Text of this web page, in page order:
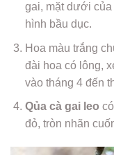
gai, mặt dưới
hình bầu dục.
Hoa màu trắng
đài hoa có lông,
vào tháng 4 đến
Qủa cà gai leo
đỏ, tròn nhãn